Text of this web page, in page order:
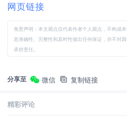
网页链接
免责声明：本文观点仅代表作者个人观点，不构成
息准确性、完整性和及时性做出任何保证，亦不对
承担责任。
分享至 微信 复制链接
精彩评论